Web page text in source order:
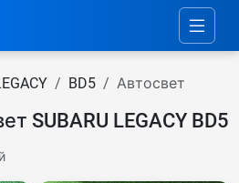
BD5 Автосвет
SUBARU LEGACY BD5